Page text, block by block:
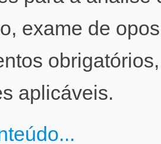
exame de
aplicáveis.